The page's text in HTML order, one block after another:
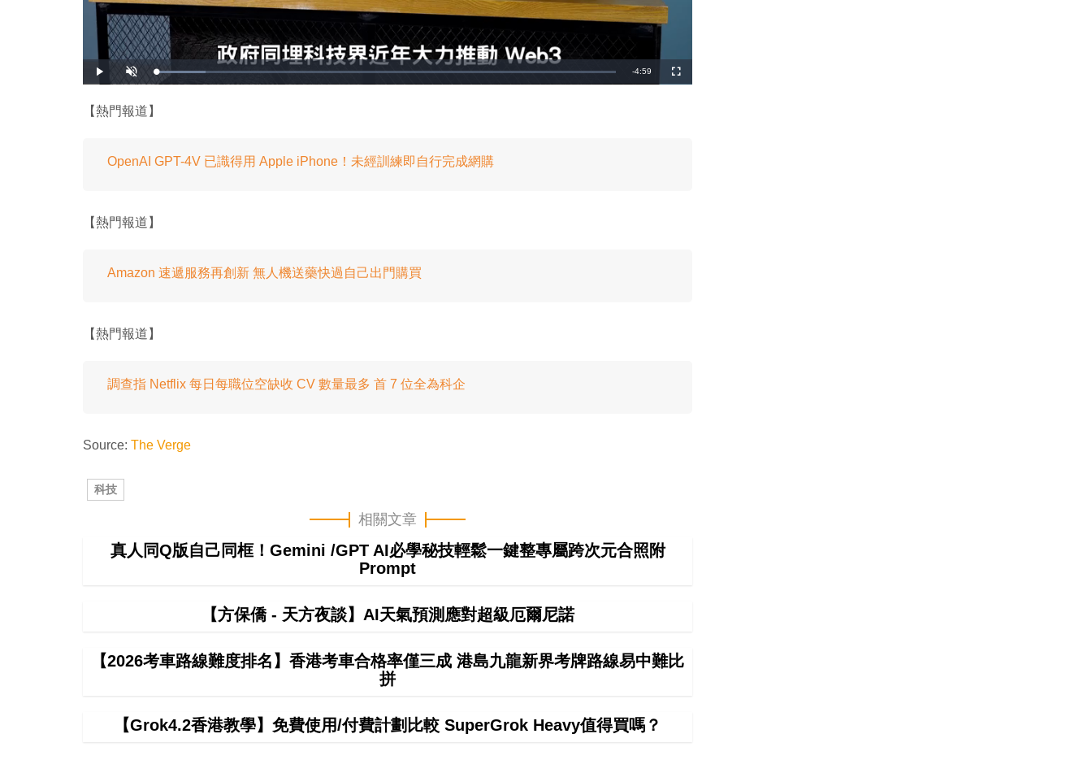
播
放
開
啟
載
入
%
剩
-4:59
全
螢
【熱門報道】
OpenAI GPT-4V 已識得用 Apple iPhone！未經訓練即自行完成網購
【熱門報道】
Amazon 速遞服務再創新 無人機送藥快過自己出門購買
【熱門報道】
調查指 Netflix 每日每職位空缺收 CV 數量最多 首 7 位全為科企
Source: The Verge
科技
相關文章
真人同Q版自己同框！Gemini /GPT AI必學秘技輕鬆一鍵整專屬跨次元合照附
Prompt
【方保僑 - 天方夜談】AI天氣預測應對超級厄爾尼諾
【2026考車路線難度排名】香港考車合格率僅三成 港島九龍新界考牌路線易中難比
拼
【Grok4.2香港教學】免費使用/付費計劃比較 SuperGrok Heavy值得買嗎？